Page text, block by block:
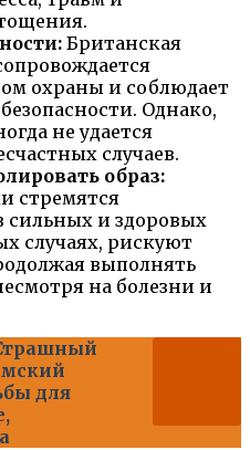
Британская
охраны и соблюдает
Однако,
не удается
случаев.
образ:
стремятся
сильных и здоровых
случаях, рискуют
выполнять
на болезни и
для